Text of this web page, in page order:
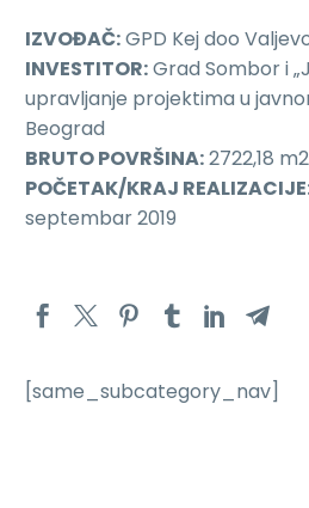
IZVOĐAČ:GPD Kej doo
INVESTITOR:Grad Sombor i
upravljanje projektima u
Beograd
BRUTO POVRŠINA:2722,18 m2
POČETAK/KRAJ
septembar 2019
[same_subcategory_nav]